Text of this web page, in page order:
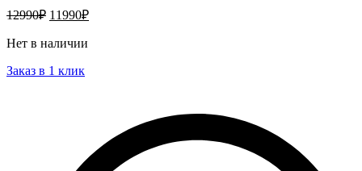
12990₽ 11990₽
Нет в наличии
Заказ в 1 клик